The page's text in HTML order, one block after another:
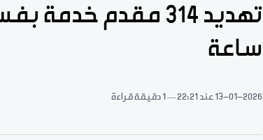
ساعة
13-01-2026 عند 22:21 1 دقيقة قراءة